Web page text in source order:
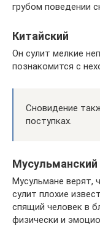
грубом поведении
Китайский
Он сулит мелкие
познакомится с
Сновидение
поступках.
Мусульманский
Мусульмане верят,
сулит плохие
спящий человек в
физически и